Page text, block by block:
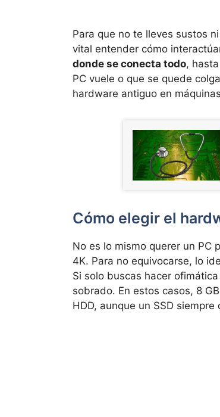
Para que no te lleves sustos
vital entender cómo
donde se conecta todo,
PC vuele o que se quede
hardware antiguo en
Cómo elegir el
No es lo mismo querer un PC
4K. Para no equivocarse, lo
Si solo buscas hacer
sobrado. En estos casos, 8
HDD, aunque un SSD siempre